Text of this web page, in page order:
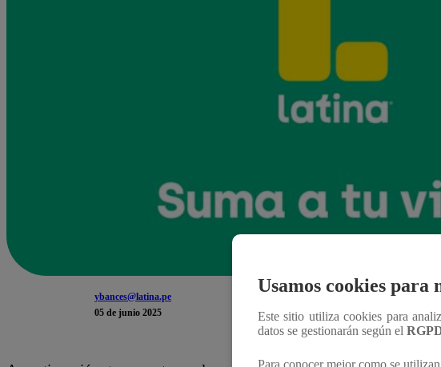
ybances@latina.pe
05 de junio 2025
Usamos cookies
Este sitio utiliza cookies para
datos se gestionarán según el